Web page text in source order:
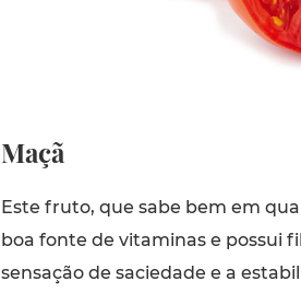
Maçã
Este fruto, que sabe bem em
boa fonte de vitaminas e possui
sensação de saciedade e a